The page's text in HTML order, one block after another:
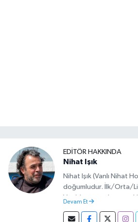
EDITÖR HAKKINDA
Nihat Işık
Nihat Işık (Vanlı Nihat
doğumludur. İlk/Orta/
Van’da tamamlamıştır.
başlamıştır. Asteğmen
Devam Et